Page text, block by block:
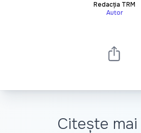
Redacția TRM
Autor
Citește